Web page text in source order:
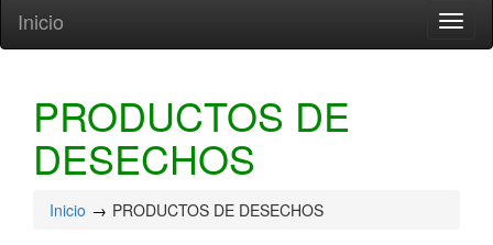
Inicio
PRODUCTOS DE
DESECHOS
Inicio PRODUCTOS DE DESECHOS